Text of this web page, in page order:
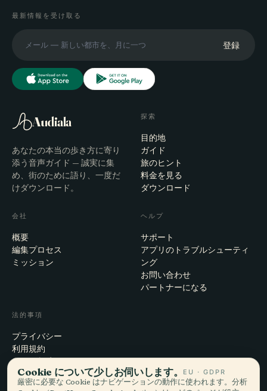
最新情報を受け取る
登録
Audiala
あなたの本当の歩き方に寄り
添う音声ガイド — 誠実に集
め、街のために語り、一度だ
けダウンロード。
探索
目的地
ガイド
旅のヒント
料金を見る
ダウンロード
会社
概要
編集プロセス
ミッション
ヘルプ
サポート
アプリのトラブルシューティ
ング
お問い合わせ
パートナーになる
法的事項
プライバシー
利用規約
Cookie設定
アカウント削除
Cookie について少しお伺いします。 EU · GDPR
厳密に必要な Cookie はナビゲーションの動作に使われます。分析